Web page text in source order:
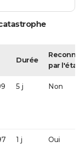
Durée
par l'état
5 j Non
1 j Oui